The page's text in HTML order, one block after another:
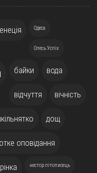
Одеса
Олесь Успіх
байки вода
відчуття вічність
дощ
оповідання
нестор літописець